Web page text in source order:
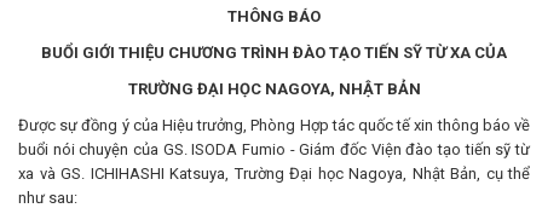
THÔNG BÁO
BUỔI GIỚI THIỆU CHƯƠNG TRÌNH ĐÀO TẠO TIẾN SỸ TỪ XA CỦA
TRƯỜNG ĐẠI HỌC NAGOYA, NHẬT BẢN
Được sự đồng ý của Hiệu trưởng, Phòng Hợp tác quốc tế xin thông báo về
buổi nói chuyện của GS. ISODA Fumio - Giám đốc Viện đào tạo tiến sỹ từ
xa và GS. ICHIHASHI Katsuya, Trường Đại học Nagoya, Nhật Bản, cụ thể
như sau: